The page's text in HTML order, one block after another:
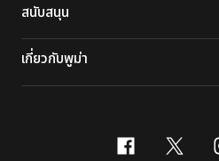
สนับสนุน
เกี่ยวกับพูม่า
x-